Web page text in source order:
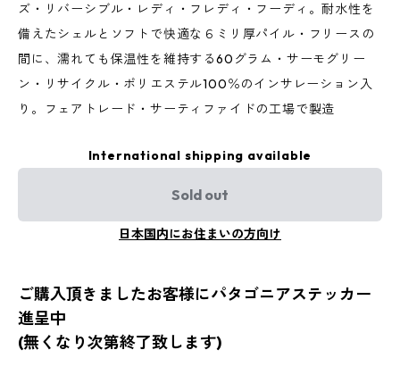
ズ・リバーシブル・レディ・フレディ・フーディ。耐水性を
備えたシェルとソフトで快適な６ミリ厚パイル・フリースの
間に、濡れても保温性を維持する60グラム・サーモグリー
ン・リサイクル・ポリエステル100％のインサレーション入
り。フェアトレード・サーティファイドの工場で製造
International shipping available
Sold out
日本国内にお住まいの方向け
ご購入頂きましたお客様にパタゴニアステッカー
進呈中
(無くなり次第終了致します)